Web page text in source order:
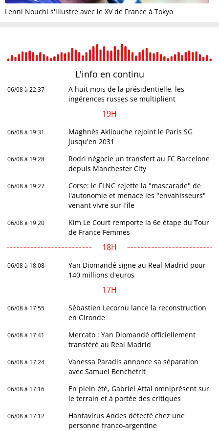
Lenni Nouchi s'illustre avec le XV de France à Tokyo
L'info en continu
06/08 à 22:37
A huit mois de la présidentielle, les
ingérences russes se multiplient
19H
06/08 à 19:31
Maghnès Akliouche rejoint le Paris SG
jusqu'en 2031
06/08 à 19:28
Rodri négocie un transfert au FC Barcelone
depuis Manchester City
06/08 à 19:27
Corse: le FLNC rejette la "mascarade" de
l'autonomie et menace les "envahisseurs"
venant vivre sur l'île
06/08 à 19:20
Kim Le Court remporte la 6e étape du Tour
de France Femmes
18H
06/08 à 18:08
Yan Diomandé signe au Real Madrid pour
140 millions d'euros
17H
06/08 à 17:55
Sébastien Lecornu lance la reconstruction
en Gironde
06/08 à 17:41
Mercato : Yan Diomandé officiellement
transféré au Real Madrid
06/08 à 17:24
Vanessa Paradis annonce sa séparation
avec Samuel Benchetrit
06/08 à 17:16
En plein été, Gabriel Attal omniprésent sur
le terrain et à portée des critiques
06/08 à 17:12
Hantavirus Andes détecté chez une
personne franco-argentine